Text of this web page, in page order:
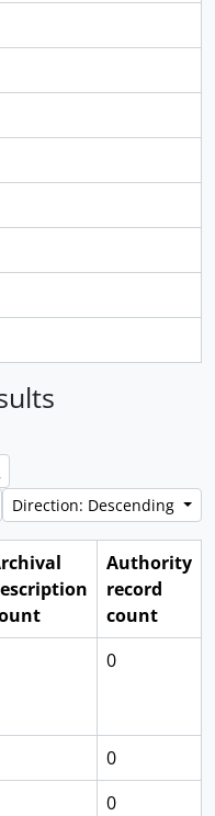
Direction: Descending
Authority
record
count
0
0
0